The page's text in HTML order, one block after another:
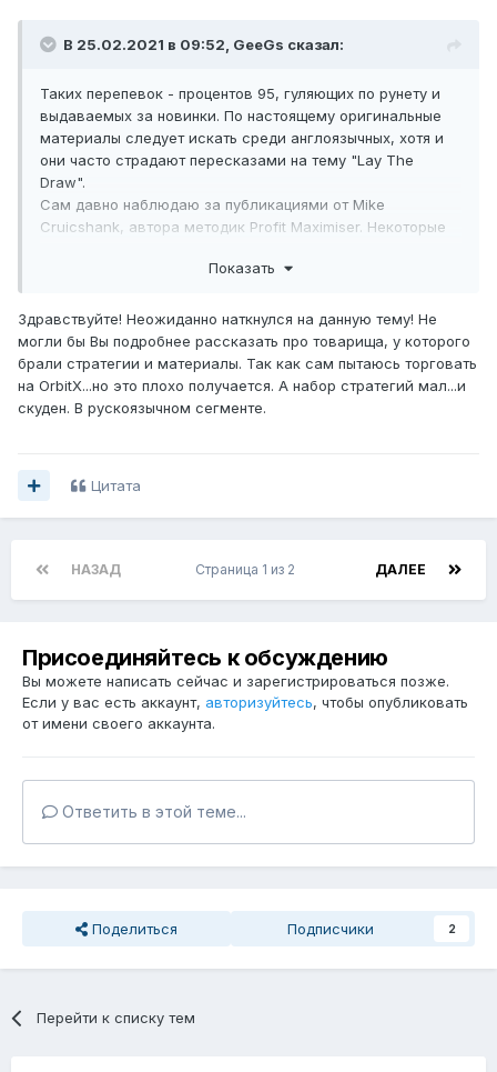
В 25.02.2021 в 09:52, GeeGs сказал:
Таких перепевок - процентов 95, гуляющих по рунету и
выдаваемых за новинки. По настоящему оригинальные
материалы следует искать среди англоязычных, хотя и
они часто страдают пересказами на тему "Lay The
Draw".
Сам давно наблюдаю за публикациями от Mike
Cruicshank, автора методик Profit Maximiser. Некоторые
Сейчас, с закрытием биржи для граждан РФ,
интерес к ним остался.
Его блог с апдейтами выпущенных ранее материалов:
Показать контент
А эти определённо заслуживают внимания, когда бы они
не были выпущены
Показать контент
Показать
Здравствуйте! Неожиданно наткнулся на данную тему! Не
могли бы Вы подробнее рассказать про товарища, у которого
брали стратегии и материалы. Так как сам пытаюсь торговать
на OrbitX...но это плохо получается. А набор стратегий мал...и
скуден. В рускоязычном сегменте.
Цитата
НАЗАД ДАЛЕЕ
Страница 1 из 2
Присоединяйтесь к обсуждению
Вы можете написать сейчас и зарегистрироваться позже.
Если у вас есть аккаунт, авторизуйтесь, чтобы опубликовать
от имени своего аккаунта.
Ответить в этой теме...
Поделиться Подписчики 2
Перейти к списку тем